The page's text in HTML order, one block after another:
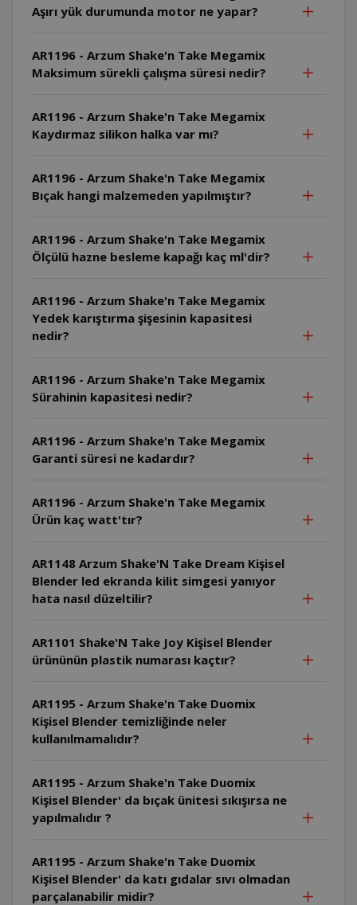
Aşırı yük durumunda motor ne yapar?
AR1196 - Arzum Shake'n Take Megamix
Maksimum sürekli çalışma süresi nedir?
AR1196 - Arzum Shake'n Take Megamix
Kaydırmaz silikon halka var mı?
AR1196 - Arzum Shake'n Take Megamix
Bıçak hangi malzemeden yapılmıştır?
AR1196 - Arzum Shake'n Take Megamix
Ölçülü hazne besleme kapağı kaç ml'dir?
AR1196 - Arzum Shake'n Take Megamix
Yedek karıştırma şişesinin kapasitesi
nedir?
AR1196 - Arzum Shake'n Take Megamix
Sürahinin kapasitesi nedir?
AR1196 - Arzum Shake'n Take Megamix
Garanti süresi ne kadardır?
AR1196 - Arzum Shake'n Take Megamix
Ürün kaç watt'tır?
AR1148 Arzum Shake'N Take Dream Kişisel
Blender led ekranda kilit simgesi yanıyor
hata nasıl düzeltilir?
AR1101 Shake'N Take Joy Kişisel Blender
ürününün plastik numarası kaçtır?
AR1195 - Arzum Shake'n Take Duomix
Kişisel Blender temizliğinde neler
kullanılmamalıdır?
AR1195 - Arzum Shake'n Take Duomix
Kişisel Blender' da bıçak ünitesi sıkışırsa ne
yapılmalıdır ?
AR1195 - Arzum Shake'n Take Duomix
Kişisel Blender' da katı gıdalar sıvı olmadan
parçalanabilir midir?